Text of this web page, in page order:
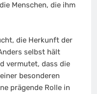
Menschen, die ihm
die Herkunft der
selbst hält
vermutet, dass die
besonderen
prägende Rolle in